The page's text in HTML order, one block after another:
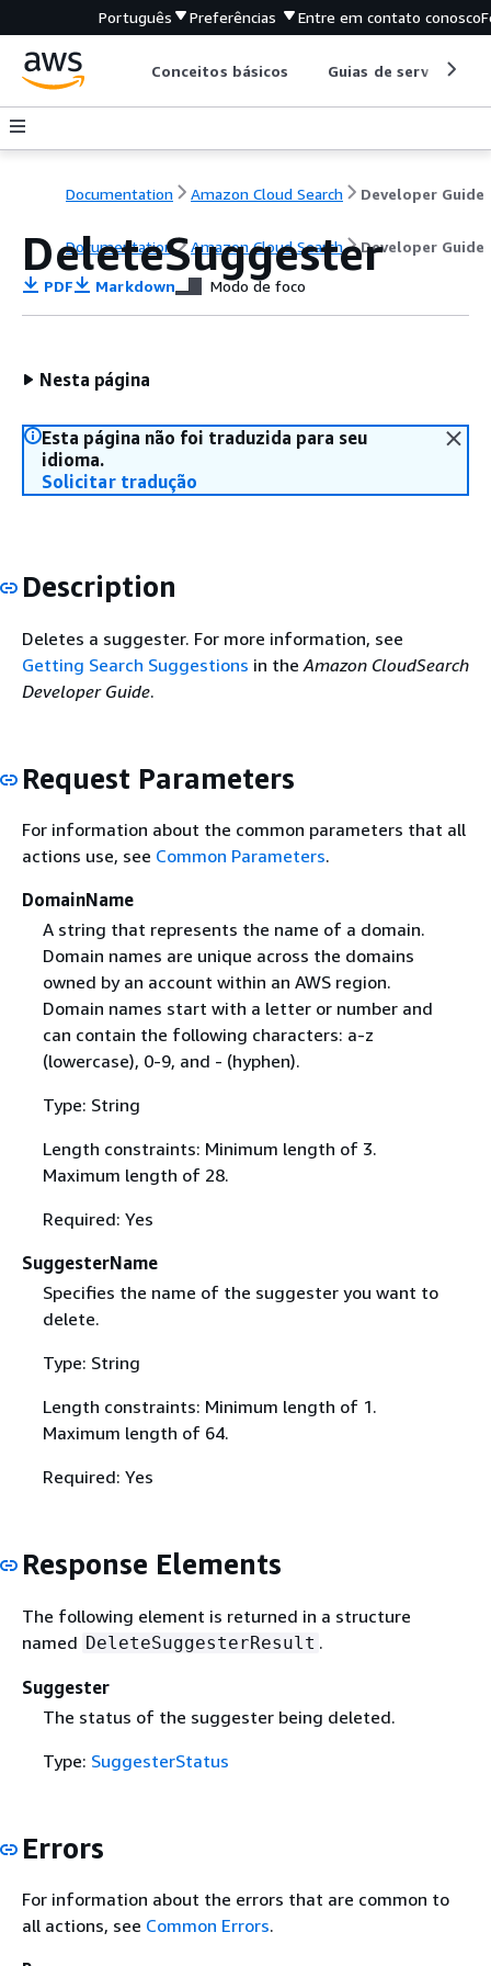
Português Preferências Entre em contato conosco
Conceitos básicos Guias de serviço
Documentation Amazon Cloud Search Developer Guide
Documentation Amazon Cloud Search Developer Guide
DeleteSuggester
PDF Markdown Modo de foco
Nesta página
Esta página não foi traduzida para seu
idioma.
Solicitar tradução
Description
Deletes a suggester. For more information, see
Getting Search Suggestions in the Amazon CloudSearch
Developer Guide.
Request Parameters
For information about the common parameters that all
actions use, see Common Parameters.
DomainName
A string that represents the name of a domain.
Domain names are unique across the domains
owned by an account within an AWS region.
Domain names start with a letter or number and
can contain the following characters: a-z
(lowercase), 0-9, and - (hyphen).
Type: String
Length constraints: Minimum length of 3.
Maximum length of 28.
Required: Yes
SuggesterName
Specifies the name of the suggester you want to
delete.
Type: String
Length constraints: Minimum length of 1.
Maximum length of 64.
Required: Yes
Response Elements
The following element is returned in a structure
named DeleteSuggesterResult .
Suggester
The status of the suggester being deleted.
Type: SuggesterStatus
Errors
For information about the errors that are common to
all actions, see Common Errors.